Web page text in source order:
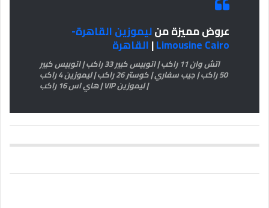
عروض مميزة منليموزين القاهرة-
Limousine Cairo
|القاهرة
اتش وان 11 راكب | اتوبيس كبير 33 راكب | اتوبيس كبير
50 راكب | جيب سفاري | كوستر 26 راكب | ليموزين 4 راكب
| ليموزين VIP | هاي اس 16 راكب